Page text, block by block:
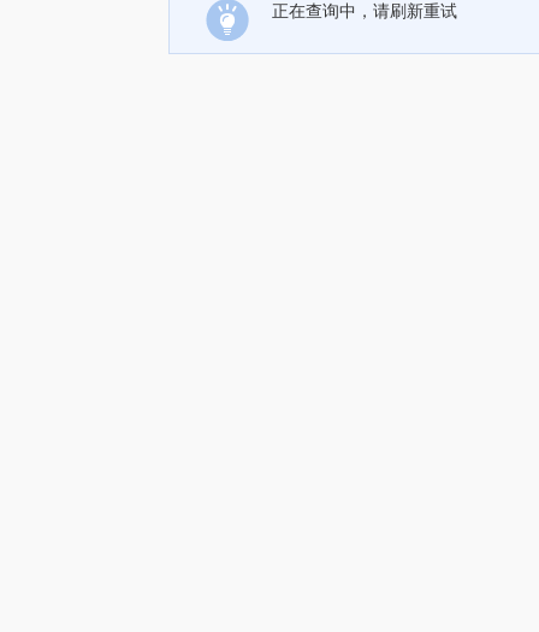
正在查询中，请刷新重试